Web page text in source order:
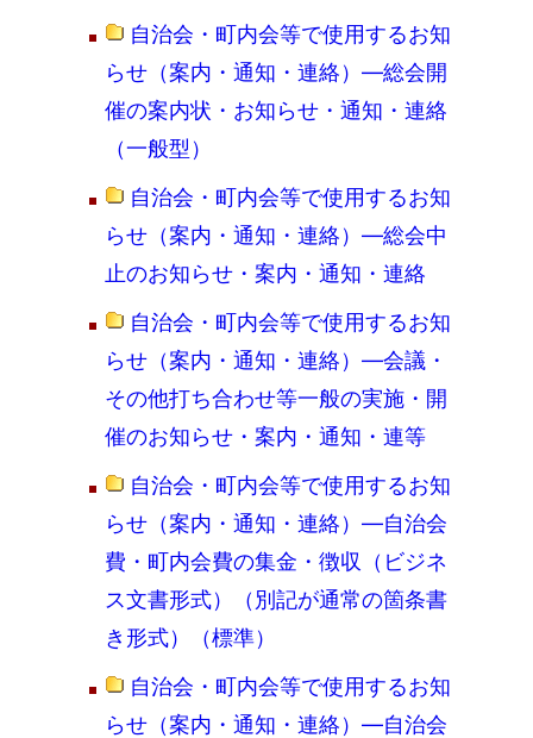
自治会・町内会等で使用するお知
らせ（案内・通知・連絡）―総会開
催の案内状・お知らせ・通知・連絡
（一般型）
自治会・町内会等で使用するお知
らせ（案内・通知・連絡）―総会中
止のお知らせ・案内・通知・連絡
自治会・町内会等で使用するお知
らせ（案内・通知・連絡）―会議・
その他打ち合わせ等一般の実施・開
催のお知らせ・案内・通知・連等
自治会・町内会等で使用するお知
らせ（案内・通知・連絡）―自治会
費・町内会費の集金・徴収（ビジネ
ス文書形式）（別記が通常の箇条書
き形式）（標準）
自治会・町内会等で使用するお知
らせ（案内・通知・連絡）―自治会